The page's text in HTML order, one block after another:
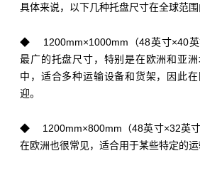
具体来说，以下几种托盘尺寸在全球范围
◆ 1200mm×1000mm（48英寸×40英
最广的托盘尺寸，特别是在欧洲和亚
中，适合多种运输设备和货架，因此
迎。
◆ 1200mm×800mm（48英寸×32英寸
在欧洲也很常见，适合用于某些特定的运